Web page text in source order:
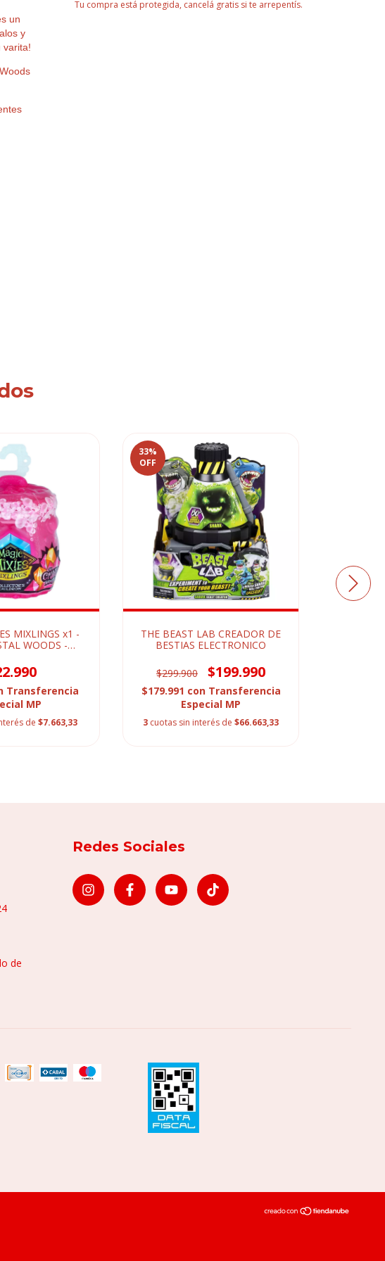
un
y
varita!
Tu compra está protegida, cancelá gratis si te arrepentís.
MIXLINGS x1 -
WOODS -
Transferencia
MP
de $7.663,33
33%
OFF
THE BEAST LAB CREADOR DE
BESTIAS ELECTRONICO
$299.900 $199.990
$179.991 con Transferencia
Especial MP
3 cuotas sin interés de $66.663,33
de
Redes Sociales